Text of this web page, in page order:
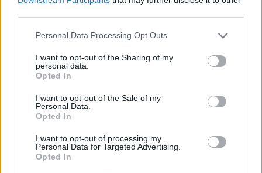
Personal Data Processing Opt Outs
I want to opt-out of the Sharing of my
personal data.
Opted In
I want to opt-out of the Sale of my
Personal Data.
Opted In
I want to opt-out of processing my
Personal Data for Targeted Advertising.
Opted In